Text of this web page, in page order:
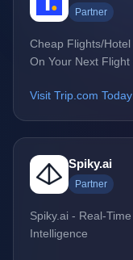
Partner
Cheap Flights/
On Your Next
Visit Trip.com
Spiky.ai
Partner
Spiky.ai - Real-
Intelligence